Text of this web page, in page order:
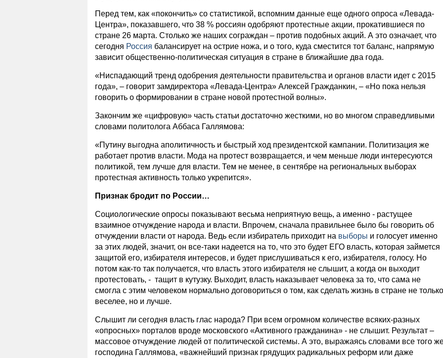
Перед тем, как «покончить» со статистикой, вспомним данные еще одного опроса «Левада-
Центра», показавшего, что 38 % россиян одобряют протестные акции, прокатившиеся по
стране 26 марта. Столько же наших сограждан – против подобных акций. А это означает, что
сегодня Россия балансирует на острие ножа, и о того, куда сместится тот баланс, напрямую
зависит общественно-политическая ситуация в стране в ближайшие два года.
«Ниспадающий тренд одобрения деятельности правительства и органов власти идет с 2015
года», – говорит замдиректора «Левада-Центра» Алексей Гражданкин, – «Но пока нельзя
говорить о формировании в стране новой протестной волны».
Закончим же «цифровую» часть статьи достаточно жесткими, но во многом справедливыми
словами политолога Аббаса Галлямова:
«Путину выгодна аполитичность и быстрый ход президентской кампании. Политизация же
работает против власти. Мода на протест возвращается, и чем меньше люди интересуются
политикой, тем лучше для власти. Тем не менее, в сентябре на региональных выборах
протестная активность только укрепится».
Признак бродит по России…
Социологические опросы показывают весьма неприятную вещь, а именно - растущее
взаимное отчуждение народа и власти. Впрочем, сначала правильнее было бы говорить об
отчуждении власти от народа. Ведь если избиратель приходит на выборы и голосует именно
за этих людей, значит, он все-таки надеется на то, что это будет ЕГО власть, которая займется
защитой его, избирателя интересов, и будет прислушиваться к его, избирателя, голосу. Но
потом как-то так получается, что власть этого избирателя не слышит, а когда он выходит
протестовать, - тащит в кутузку. Выходит, власть наказывает человека за то, что сама не
смогла с этим человеком нормально договориться о том, как сделать жизнь в стране не только
веселее, но и лучше.
Слышит ли сегодня власть глас народа? При всем огромном количестве всяких-разных
«опросных» порталов вроде московского «Активного гражданина» - не слышит. Результат –
массовое отчуждение людей от политической системы. А это, выражаясь словами все того
господина Галлямова, «важнейший признак грядущих радикальных реформ или даже